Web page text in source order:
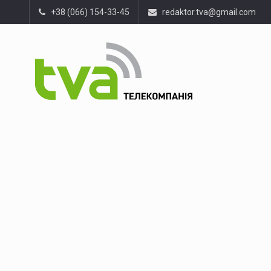
+38 (066) 154-33-45 redaktor.tva@gmail.com